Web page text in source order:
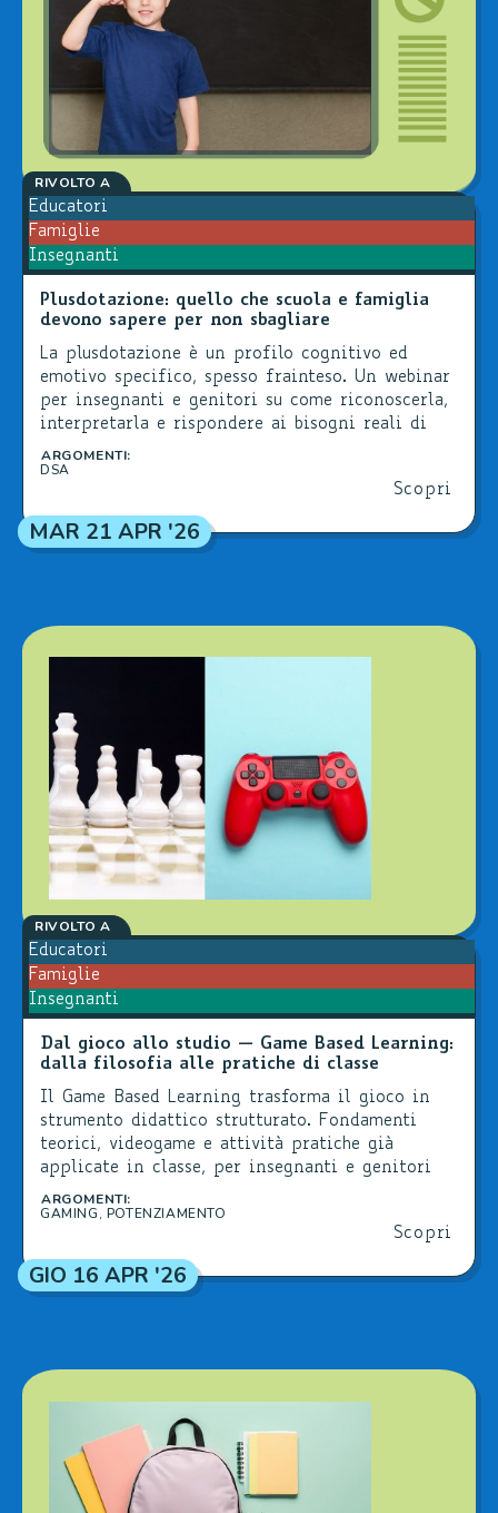
RIVOLTO A
Educatori
Famiglie
Insegnanti
Plusdotazione: quello che scuola e famiglia
devono sapere per non sbagliare
La plusdotazione è un profilo cognitivo ed
emotivo specifico, spesso frainteso. Un webinar
per insegnanti e genitori su come riconoscerla,
interpretarla e rispondere ai bisogni reali di
questi ragazzi.
ARGOMENTI:
DSA
Scopri
MAR 21 APR '26
RIVOLTO A
Educatori
Famiglie
Insegnanti
Dal gioco allo studio — Game Based Learning:
dalla filosofia alle pratiche di classe
Il Game Based Learning trasforma il gioco in
strumento didattico strutturato. Fondamenti
teorici, videogame e attività pratiche già
applicate in classe, per insegnanti e genitori
che vogliono innovare l'apprendimento.
ARGOMENTI:
GAMING, POTENZIAMENTO
Scopri
GIO 16 APR '26